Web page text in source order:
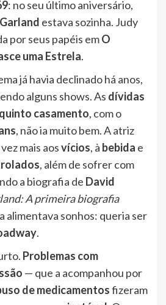
: no seu último aniversário,
estava sozinha. Judy
por seus papéis emO
uma Estrela.
já havia declinado há anos,
alguns shows. As dívidas
quinto casamento, com o
, não ia muito bem. A atriz
mais aosvícios, à bebida e
, além de sofrer com
a biografia de David
A primeira biografia
alimentava sonhos: queria ser
.
Problemas com
— que a acompanhou por
de medicamentosfizeram